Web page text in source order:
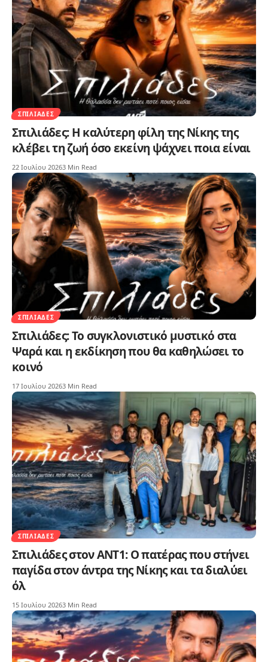
ΣΠΙΛΙΆΔΕΣ
Σπιλιάδες: Η καλύτερη φίλη της Νίκης της
κλέβει τη ζωή όσο εκείνη ψάχνει ποια είναι
22 Ιουλίου 20263 Min Read
ΣΠΙΛΙΆΔΕΣ
Σπιλιάδες: Το συγκλονιστικό μυστικό στα
Ψαρά και η εκδίκηση που θα καθηλώσει το
κοινό
17 Ιουλίου 20263 Min Read
ΣΠΙΛΙΆΔΕΣ
Σπιλιάδες στον ΑΝΤ1: Ο πατέρας που στήνει
παγίδα στον άντρα της Νίκης και τα διαλύει
όλ
15 Ιουλίου 20263 Min Read